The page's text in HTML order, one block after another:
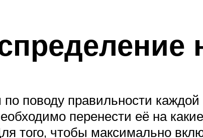
поводу правильности
перенести её на
чтобы максимально